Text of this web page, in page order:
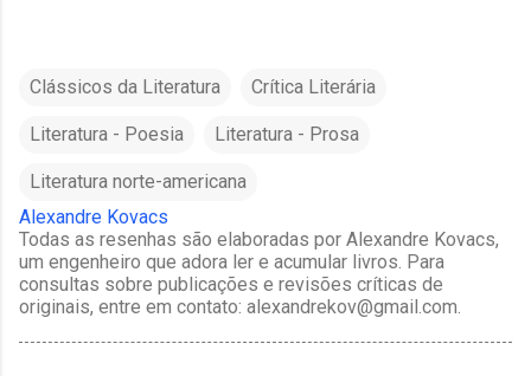
Clássicos da Literatura Crítica Literária
Literatura - Poesia Literatura - Prosa
Literatura norte-americana
Alexandre Kovacs
Todas as resenhas são elaboradas por Alexandre Kovacs,
um engenheiro que adora ler e acumular livros. Para
consultas sobre publicações e revisões críticas de
originais, entre em contato: alexandrekov@gmail.com.